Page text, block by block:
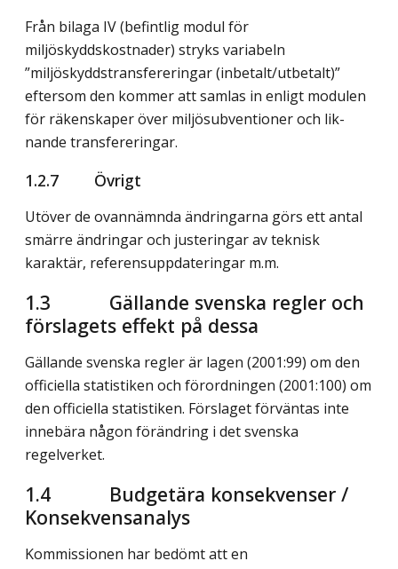
Från bilaga IV (befintlig modul för
miljöskyddskostnader) stryks variabeln
”miljöskyddstransfereringar (inbetalt/utbetalt)”
eftersom den kommer att samlas in enligt modulen
för räkenskaper över miljösubventioner och lik­
nande transfereringar.
1.2.7 Övrigt
Utöver de ovannämnda ändringarna görs ett antal
smärre ändringar och juste­ringar av teknisk
karaktär, referensuppdateringar m.m.
1.3 Gällande svenska regler och
förslagets effekt på dessa
Gällande svenska regler är lagen (2001:99) om den
officiella statistiken och förordningen (2001:100) om
den officiella statistiken. Förslaget förväntas inte
innebära någon förändring i det svenska
regelverket.
1.4 Budgetära konsekvenser /
Konsekvensanalys
Kommissionen har bedömt att en